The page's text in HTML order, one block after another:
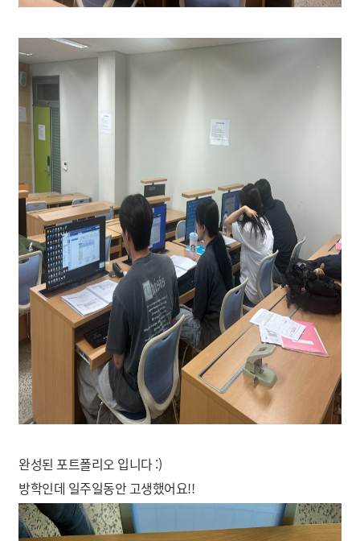
완성된 포트폴리오 입니다 :)
방학인데 일주일동안 고생했어요!!